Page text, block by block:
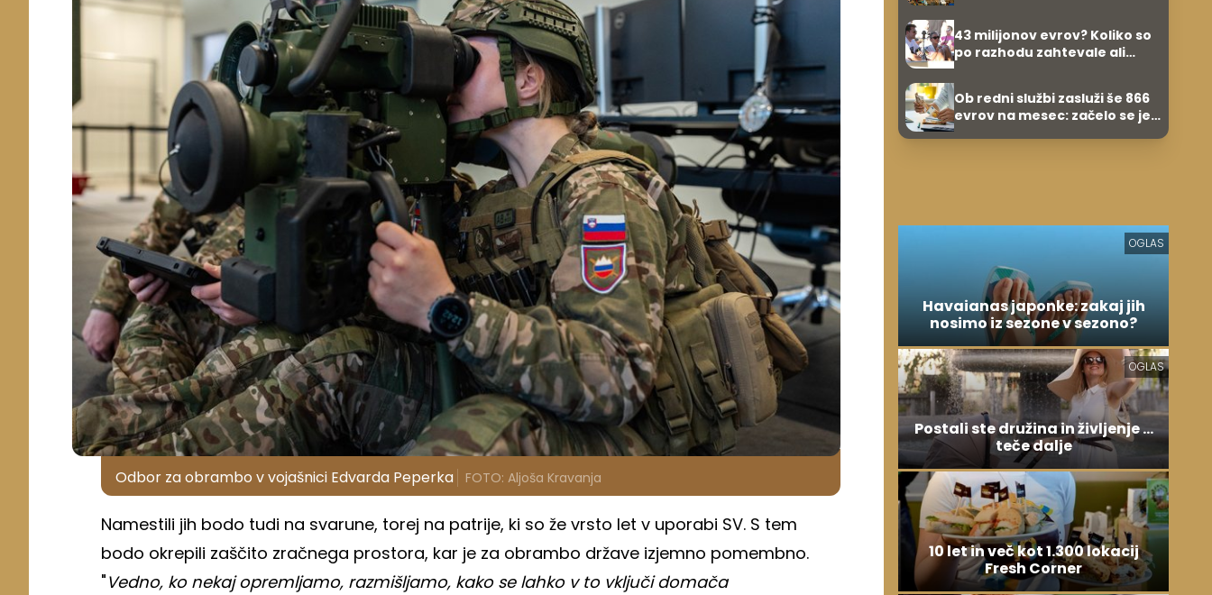
Odbor za obrambo v vojašnici Edvarda Peperka FOTO: Aljoša Kravanja
Namestili jih bodo tudi na svarune, torej na patrije, ki so že vrsto let v uporabi SV. S tem
bodo okrepili zaščito zračnega prostora, kar je za obrambo države izjemno pomembno.
"Vedno, ko nekaj opremljamo, razmišljamo, kako se lahko v to vključi domača
43 milijonov evrov? Koliko so
po razhodu zahtevale ali
Ob redni službi zasluži še 866
evrov na mesec: začelo se je
OGLAS
Havaianas japonke: zakaj jih
nosimo iz sezone v sezono?
OGLAS
Postali ste družina in življenje ...
teče dalje
10 let in več kot 1.300 lokacij
Fresh Corner